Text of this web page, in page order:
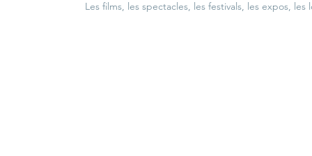
Les films, les spectacles, les festivals, les expos,